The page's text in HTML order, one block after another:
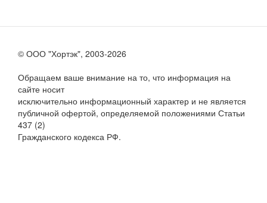
© ООО "Хортэк", 2003-2026
Обращаем ваше внимание на то, что информация на
сайте носит
исключительно информационный характер и не является
публичной офертой, определяемой положениями Статьи
437 (2)
Гражданского кодекса РФ.